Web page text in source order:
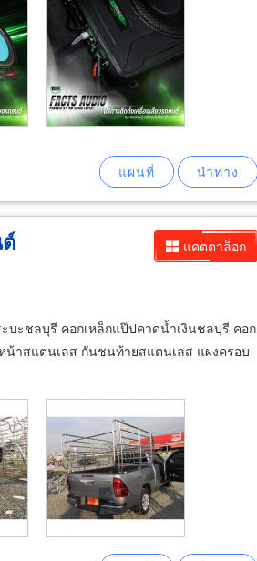
แคตตาล็อก
บะชลบุรี คอกเหล็กแป๊ปคาดน้ำเงินชลบุรี คอก
าสแตนเลส กันชนท้ายสแตนเลส แผงครอบ